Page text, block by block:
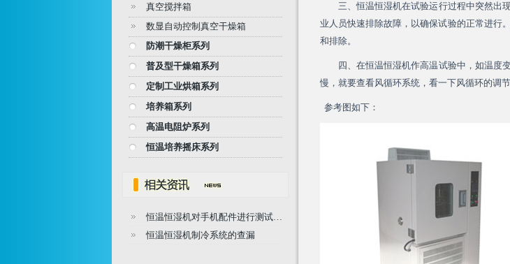
真空搅拌箱
数显自动控制真空干燥箱
防潮干燥柜系列
普及型干燥箱系列
定制工业烘箱系列
培养箱系列
高温电阻炉系列
恒温培养摇床系列
恒温恒湿机对手机配件进行测试…
恒温恒湿机制冷系统的查漏
三、恒温恒湿机在试验运行过程中突然出
业人员快速排除故障，以确保试验的正常进行
和排除。
四、在恒温恒湿机作高温试验中，如温度
慢，就要查看风循环系统，看一下风循环的调
参考图如下：